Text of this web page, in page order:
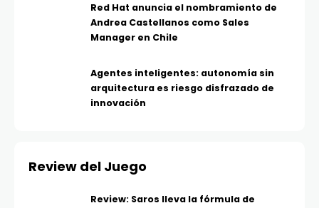
Red Hat anuncia el nombramiento de
Andrea Castellanos como Sales
Manager en Chile
Agentes inteligentes: autonomía sin
arquitectura es riesgo disfrazado de
innovación
Review del Juego
Review: Saros lleva la fórmula de